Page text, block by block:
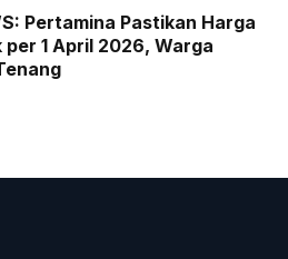
Pertamina Pastikan Harga
per 1 April 2026, Warga